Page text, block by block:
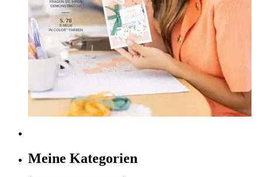
Meine Kategorien